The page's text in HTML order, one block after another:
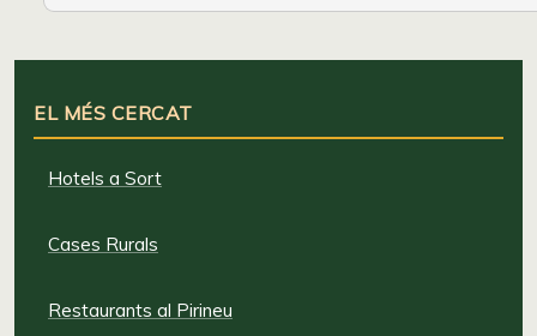
EL MÉS CERCAT
Hotels a Sort
Cases Rurals
Restaurants al Pirineu